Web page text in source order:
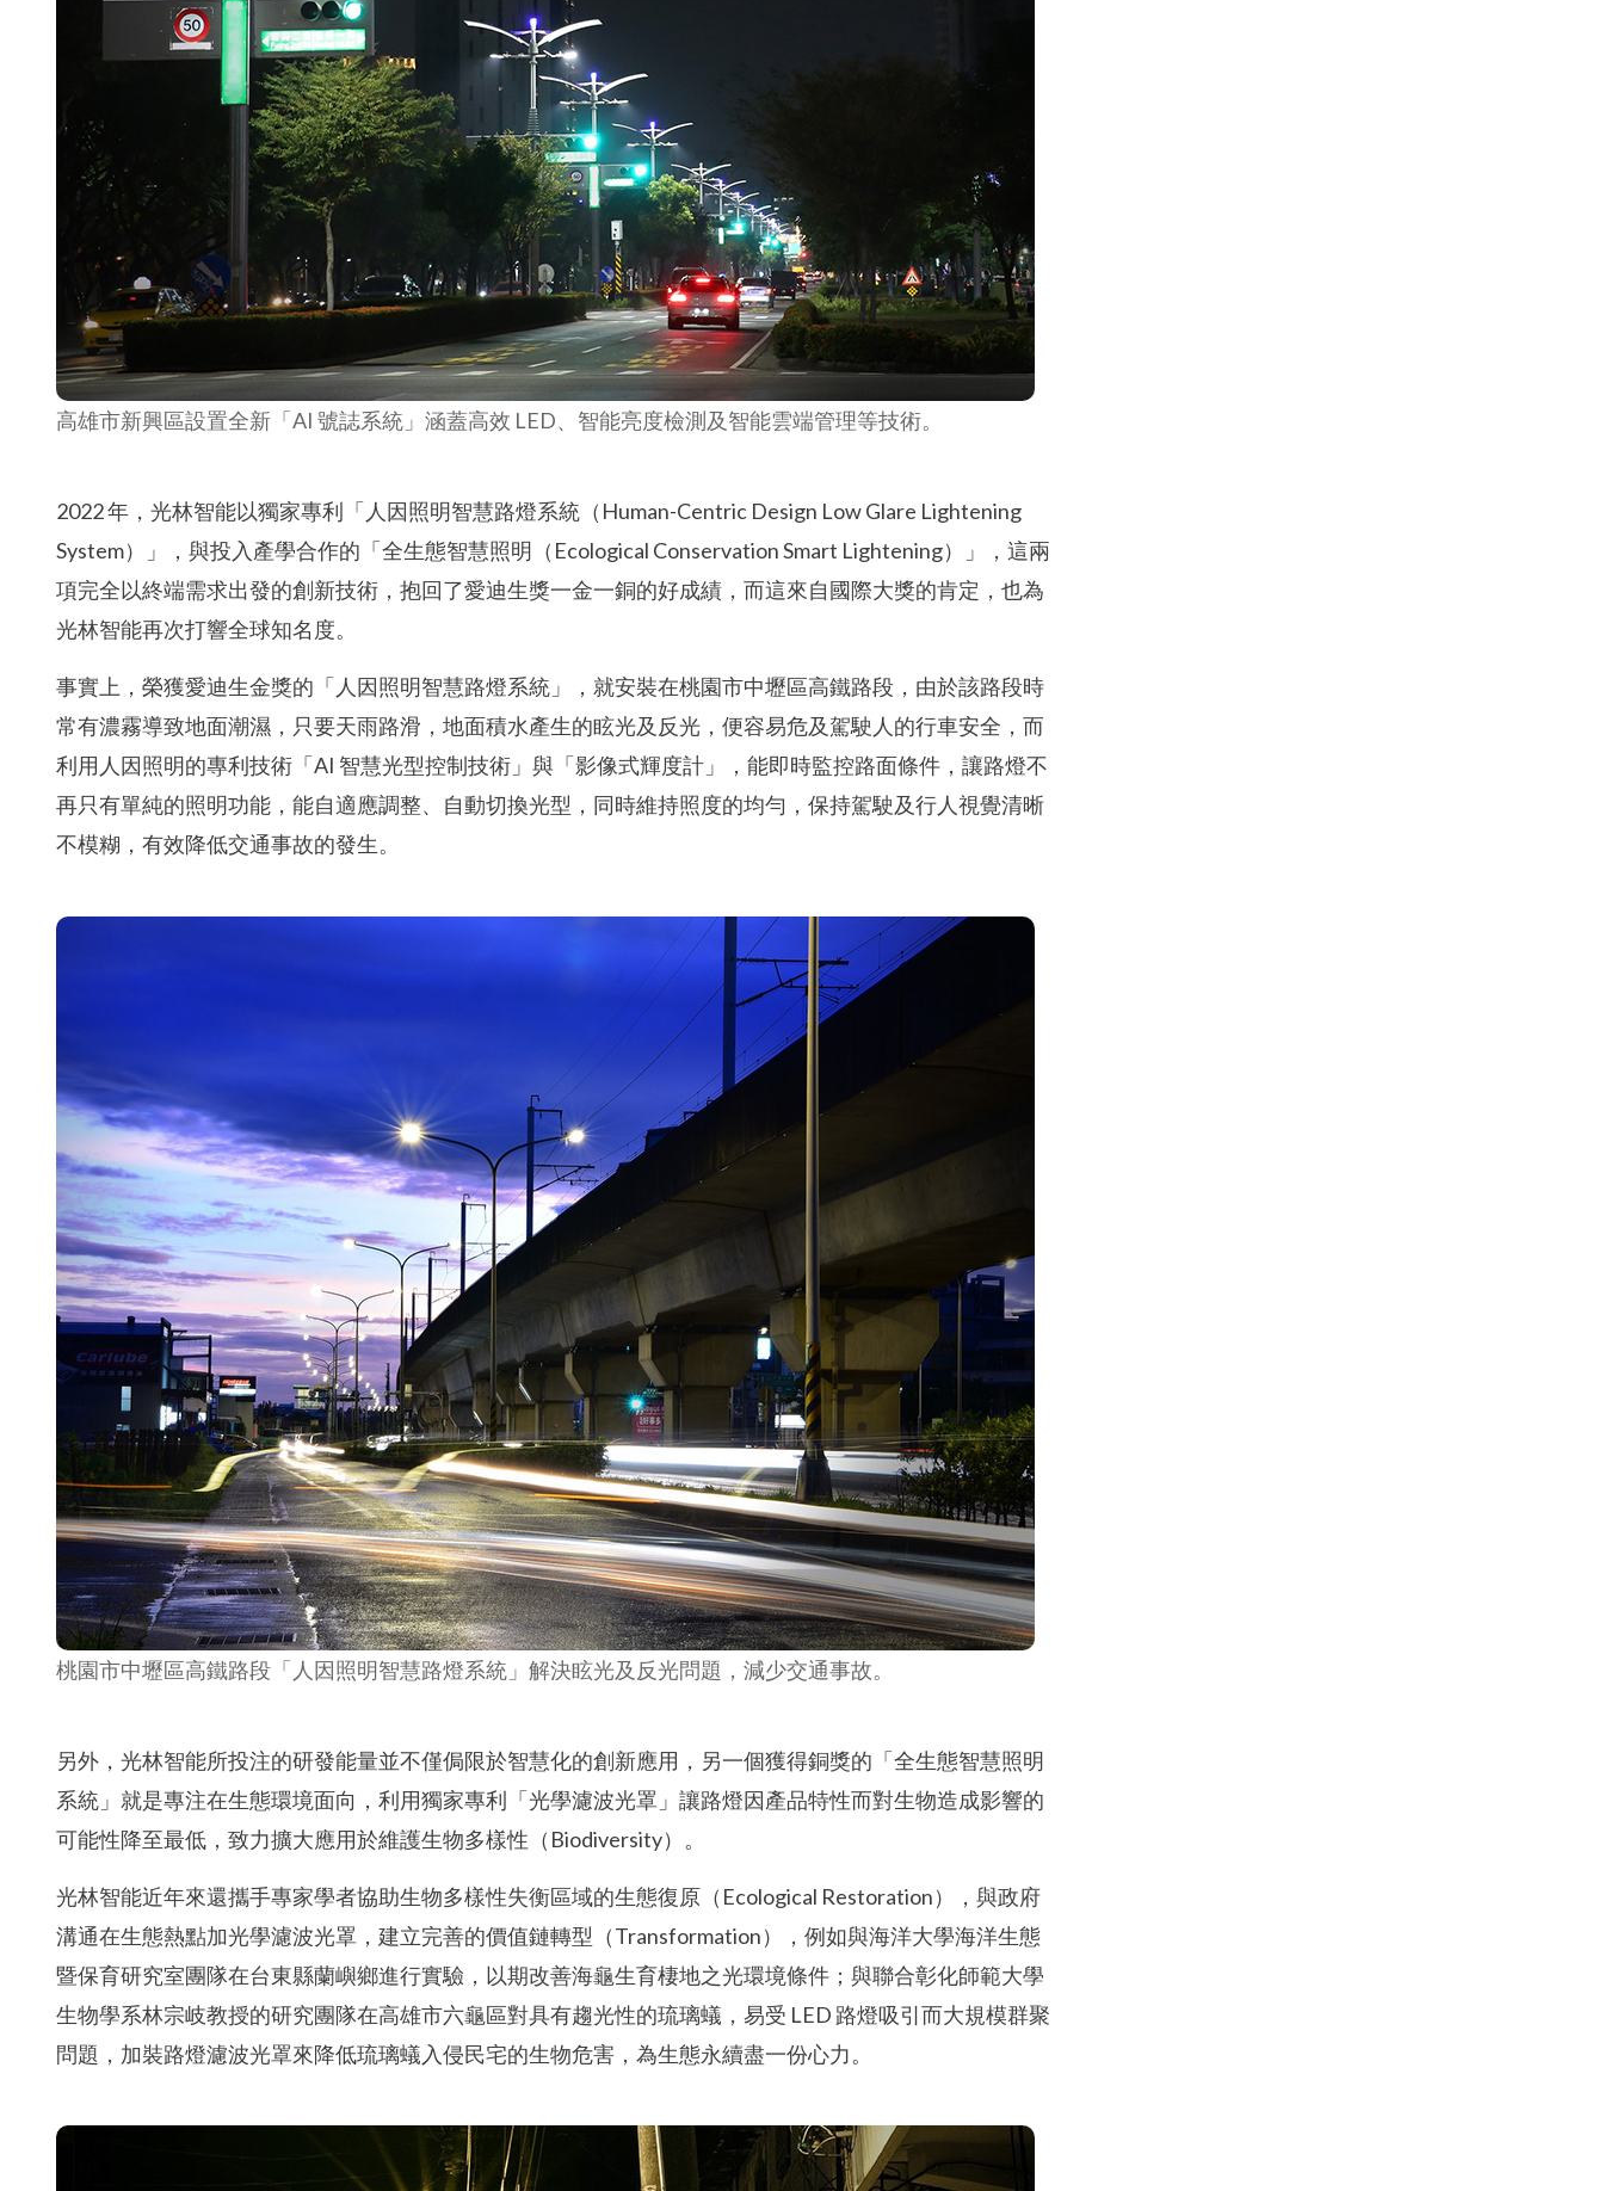
高雄市新興區設置全新「AI 號誌系統」涵蓋高效 LED、智能亮度檢測及智能雲端管理等技術。
2022 年，光林智能以獨家專利「人因照明智慧路燈系統（Human-Centric Design Low Glare Lightening
System）」，與投入產學合作的「全生態智慧照明（Ecological Conservation Smart Lightening）」，這兩
項完全以終端需求出發的創新技術，抱回了愛迪生獎一金一銅的好成績，而這來自國際大獎的肯定，也為
光林智能再次打響全球知名度。
事實上，榮獲愛迪生金獎的「人因照明智慧路燈系統」，就安裝在桃園市中壢區高鐵路段，由於該路段時
常有濃霧導致地面潮濕，只要天雨路滑，地面積水產生的眩光及反光，便容易危及駕駛人的行車安全，而
利用人因照明的專利技術「AI 智慧光型控制技術」與「影像式輝度計」，能即時監控路面條件，讓路燈不
再只有單純的照明功能，能自適應調整、自動切換光型，同時維持照度的均勻，保持駕駛及行人視覺清晰
不模糊，有效降低交通事故的發生。
桃園市中壢區高鐵路段「人因照明智慧路燈系統」解決眩光及反光問題，減少交通事故。
另外，光林智能所投注的研發能量並不僅侷限於智慧化的創新應用，另一個獲得銅獎的「全生態智慧照明
系統」就是專注在生態環境面向，利用獨家專利「光學濾波光罩」讓路燈因產品特性而對生物造成影響的
可能性降至最低，致力擴大應用於維護生物多樣性（Biodiversity）。
光林智能近年來還攜手專家學者協助生物多樣性失衡區域的生態復原（Ecological Restoration），與政府
溝通在生態熱點加光學濾波光罩，建立完善的價值鏈轉型（Transformation），例如與海洋大學海洋生態
暨保育研究室團隊在台東縣蘭嶼鄉進行實驗，以期改善海龜生育棲地之光環境條件；與聯合彰化師範大學
生物學系林宗岐教授的研究團隊在高雄市六龜區對具有趨光性的琉璃蟻，易受 LED 路燈吸引而大規模群聚
問題，加裝路燈濾波光罩來降低琉璃蟻入侵民宅的生物危害，為生態永續盡一份心力。